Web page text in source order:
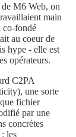
M6 Web, on
main
co-fondé
au coeur de
hype - elle est
opérateurs.
C2PA
une sorte
fichier
par une
concrètes
les